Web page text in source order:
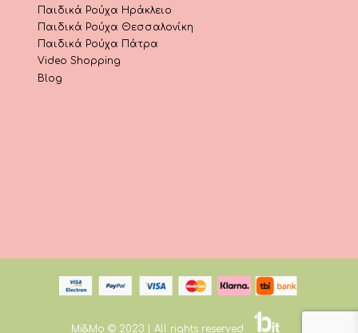
Παιδικά Ρούχα Ηράκλειο
Παιδικά Ρούχα Θεσσαλονίκη
Παιδικά Ρούχα Πάτρα
Video Shopping
Blog
Mi&Mo © 2023 | All rights reserved